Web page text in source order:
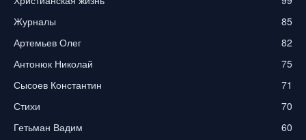
Журналы
85
Артемьев Олег
82
Антонюк Николай
75
Сысоев Константин
71
Стихи
70
Гетьман Вадим
60